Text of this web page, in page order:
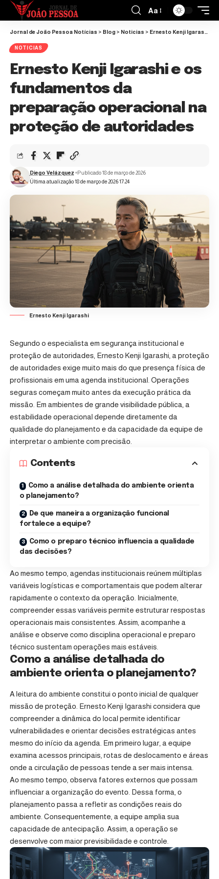
Aa
Jornal de João Pessoa Notícias > Blog > Noticias > Ernesto Kenji Igarashi e os fundamentos da preparação operacional na proteção de autoridades
NOTICIAS
Ernesto Kenji Igarashi e os
fundamentos da
preparação operacional na
proteção de autoridades
Última atualização 18 de março de 2026 17:24
Diego Velázquez Publicado 18 de março de 2026
Ernesto Kenji Igarashi
Segundo o especialista em segurança institucional e
proteção de autoridades, Ernesto Kenji Igarashi, a proteção
de autoridades exige muito mais do que presença física de
profissionais em uma agenda institucional. Operações
seguras começam muito antes da execução prática da
missão. Em ambientes de grande visibilidade pública, a
estabilidade operacional depende diretamente da
qualidade do planejamento e da capacidade da equipe de
interpretar o ambiente com precisão.
Contents
Como a análise detalhada do ambiente orienta
o planejamento?
De que maneira a organização funcional
fortalece a equipe?
Como o preparo técnico influencia a qualidade
das decisões?
Ao mesmo tempo, agendas institucionais reúnem múltiplas
variáveis logísticas e comportamentais que podem alterar
rapidamente o contexto da operação. Inicialmente,
compreender essas variáveis permite estruturar respostas
operacionais mais consistentes. Assim, acompanhe a
análise e observe como disciplina operacional e preparo
técnico sustentam operações mais estáveis.
Como a análise detalhada do
ambiente orienta o planejamento?
A leitura do ambiente constitui o ponto inicial de qualquer
missão de proteção. Ernesto Kenji Igarashi considera que
compreender a dinâmica do local permite identificar
vulnerabilidades e orientar decisões estratégicas antes
mesmo do início da agenda. Em primeiro lugar, a equipe
examina acessos principais, rotas de deslocamento e áreas
onde a circulação de pessoas tende a ser mais intensa.
Ao mesmo tempo, observa fatores externos que possam
influenciar a organização do evento. Dessa forma, o
planejamento passa a refletir as condições reais do
ambiente. Consequentemente, a equipe amplia sua
capacidade de antecipação. Assim, a operação se
desenvolve com maior previsibilidade e controle.